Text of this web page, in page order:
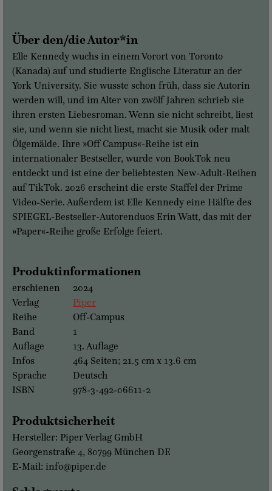
Über den/die Autor*in
Elle Kennedy wuchs in einem Vorort von Toronto
(Kanada) auf und studierte Englische Literatur an der
York University. Sie wusste schon früh, dass sie Autorin
werden will, und im Alter von zwölf Jahren schrieb sie
ihren ersten Liebesroman. Wenn sie nicht schreibt, liest
sie, und wenn sie nicht liest, macht sie Musik oder malt
Ölgemälde. Ihre »Off Campus«-Reihe ist ein
internationaler Bestseller, wurde von BookTok neu
entdeckt und ist eine der beliebtesten New-Adult-Reihen
auf TikTok. 2026 erscheint die erste Staffel der Prime
Video-Serie. Außerdem ist Elle Kennedy eine Hälfte des
SPIEGEL-Bestseller-Autorenduos Erin Watt, das mit der
»Paper«-Reihe große Erfolge feiert.
Produktinformationen
erschienen
2024
Verlag
Piper
Reihe
Off-Campus
Band
1
Auflage
13. Auflage
Infos
464 Seiten; 21.5 cm x 13.6 cm
Sprache
Deutsch
ISBN
978-3-492-06611-2
Produktsicherheit
Hersteller: Piper Verlag GmbH
Georgenstraße 4, 80799 München DE
E-Mail: info@piper.de